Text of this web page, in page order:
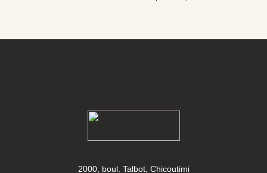
2000, boul. Talbot, Chicoutimi